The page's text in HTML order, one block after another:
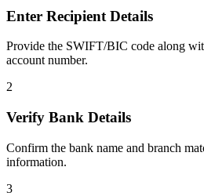
Enter Recipient Details
Provide the SWIFT/BIC code along
account number.
2
Verify Bank Details
Confirm the bank name and branch
information.
3